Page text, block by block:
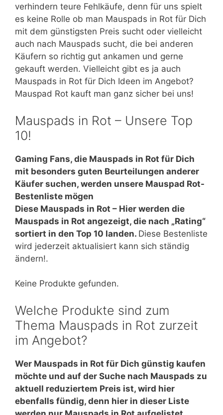
verhindern teure Fehlkäufe, denn für uns spielt
es keine Rolle ob man Mauspads in Rot für Dich
mit dem günstigsten Preis sucht oder vielleicht
auch nach Mauspads sucht, die bei anderen
Käufern so richtig gut ankamen und gerne
gekauft werden. Vielleicht gibt es ja auch
Mauspads in Rot für Dich Ideen im Angebot?
Mauspad Rot kauft man ganz sicher bei uns!
Mauspads in Rot – Unsere Top
10!
Gaming Fans, die Mauspads in Rot für Dich
mit besonders guten Beurteilungen anderer
Käufer suchen, werden unsere Mauspad Rot-
Bestenliste mögen
Diese Mauspads in Rot – Hier werden die
Mauspads in Rot angezeigt, die nach „Rating“
sortiert in den Top 10 landen. Diese Bestenliste
wird jederzeit aktualisiert kann sich ständig
ändern!.
Keine Produkte gefunden.
Welche Produkte sind zum
Thema Mauspads in Rot zurzeit
im Angebot?
Wer Mauspads in Rot für Dich günstig kaufen
möchte und auf der Suche nach Mauspads zu
aktuell reduziertem Preis ist, wird hier
ebenfalls fündig, denn hier in dieser Liste